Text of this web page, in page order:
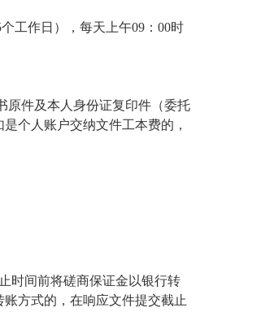
工作日），每天上午09：00时
原件及本人身份证复印件（委托
个人账户交纳文件工本费的，
时间前将磋商保证金以银行转
方式的，在响应文件提交截止